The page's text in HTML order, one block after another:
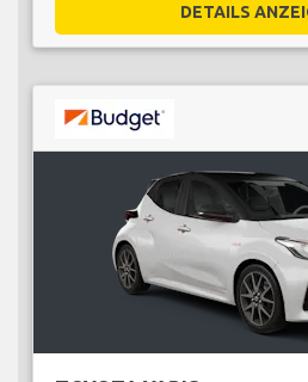
DETAILS